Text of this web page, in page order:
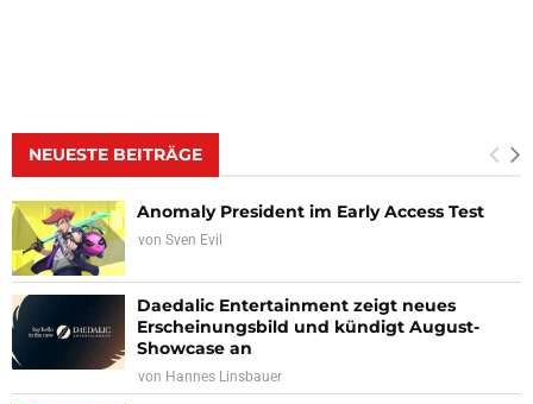
NEUESTE BEITRÄGE
Anomaly President im Early Access Test
von Sven Evil
Daedalic Entertainment zeigt neues
Erscheinungsbild und kündigt August-
Showcase an
von Hannes Linsbauer